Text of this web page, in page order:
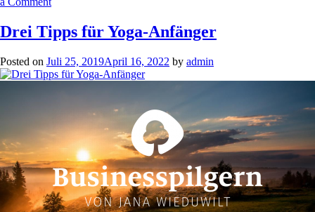
Drei Tipps für Yoga-Anfänger
Posted on Juli 25, 2019April 16, 2022 by admin